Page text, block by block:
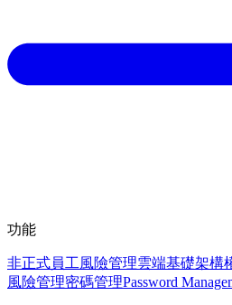
功能
非正式員工風險管理雲端基礎架構
風險管理密碼管理Password